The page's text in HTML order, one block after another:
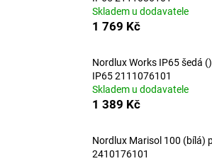
Skladem u dodavatele
1 769 Kč
Nordlux Works IP65 šedá
IP65 2111076101
Skladem u dodavatele
1 389 Kč
Nordlux Marisol 100 (bílá)
2410176101